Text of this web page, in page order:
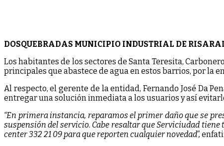
DOSQUEBRADAS MUNICIPIO INDUSTRIAL DE
Los habitantes de los sectores de Santa Teresita,
principales que abastece de agua en estos barrios, por la
Al respecto, el gerente de la entidad, Fernando José Da
entregar una solución inmediata a los usuarios y así
“En primera instancia, reparamos el primer daño que se
suspensión del servicio. Cabe resaltar que Serviciudad
center 332 21 09 para que reporten cualquier novedad”,